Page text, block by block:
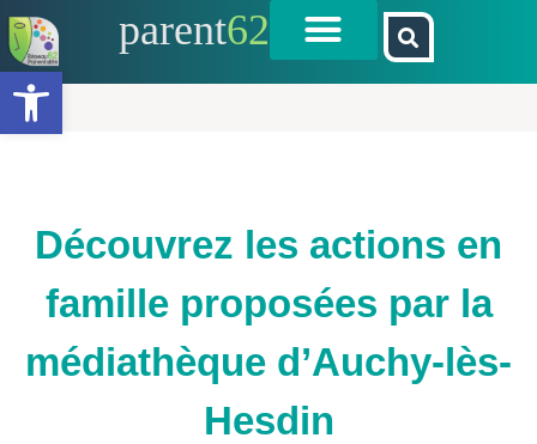
Ouvrir la barre d’outils
parent62
Découvrez les actions en
famille proposées par la
médiathèque d’Auchy-lès-
Hesdin